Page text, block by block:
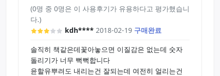
(0명 중 0명은 이 사용후기가 유용하다고 평가했습니
다.)
kdh**** 2018-02-19 구매완료
솔직히 책같은데꽃아놓으면 이질감은 없는데 숫자
돌리기가 너무 뻑뻑합니다
윤할유뿌려도 내리는건 잘되는데 여전히 얼리는건